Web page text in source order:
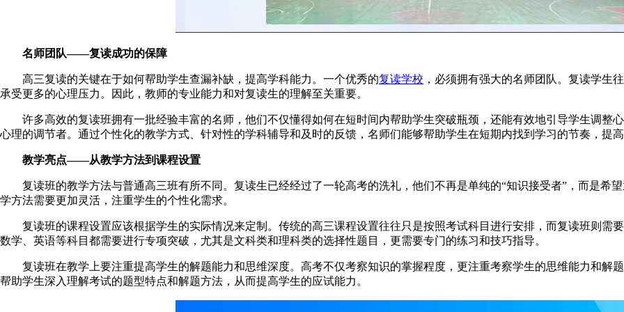
名师团队——复读成功的保障
高三复读的关键在于如何帮助学生查漏补缺，提高学科能力。一个优秀的复读学校 ，必须拥有强大的名师团队。复读学生
承受更多的心理压力。因此，教师的专业能力和对复读生的理解至关重要。
许多高效的复读班拥有一批经验丰富的名师，他们不仅懂得如何在短时间内帮助学生突破瓶颈，还能有效地引导学生调整
心理的调节者。通过个性化的教学方式、针对性的学科辅导和及时的反馈，名师们能够帮助学生在短期内找到学习的节奏，提
教学亮点——从教学方法到课程设置
复读班的教学方法与普通高三班有所不同。复读生已经经过了一轮高考的洗礼，他们不再是单纯的“知识接受者”，而是希
学方法需要更加灵活，注重学生的个性化需求。
复读班的课程设置应该根据学生的实际情况来定制。传统的高三课程设置往往只是按照考试科目进行安排，而复读班则需
数学、英语等科目都需要进行专项突破，尤其是文科类和理科类的选择性题目，更需要专门的练习和技巧指导。
复读班在教学上要注重提高学生的解题能力和思维深度。高考不仅考察知识的掌握程度，更注重考察学生的思维能力和解
帮助学生深入理解考试的题型特点和解题方法，从而提高学生的应试能力。